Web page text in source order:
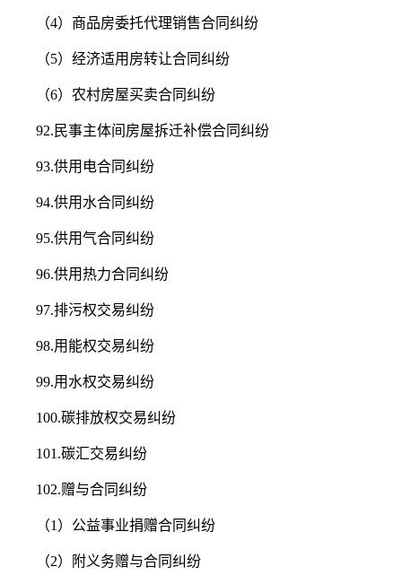
（4）商品房委托代理销售合同纠纷
（5）经济适用房转让合同纠纷
（6）农村房屋买卖合同纠纷
92.民事主体间房屋拆迁补偿合同纠纷
93.供用电合同纠纷
94.供用水合同纠纷
95.供用气合同纠纷
96.供用热力合同纠纷
97.排污权交易纠纷
98.用能权交易纠纷
99.用水权交易纠纷
100.碳排放权交易纠纷
101.碳汇交易纠纷
102.赠与合同纠纷
（1）公益事业捐赠合同纠纷
（2）附义务赠与合同纠纷